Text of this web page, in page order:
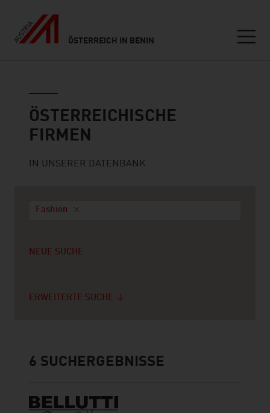
ÖSTERREICH IN BENIN
ÖSTERREICHISCHE
FIRMEN
IN UNSERER DATENBANK
Fashion
NEUE SUCHE
ERWEITERTE SUCHE
6 SUCHERGEBNISSE